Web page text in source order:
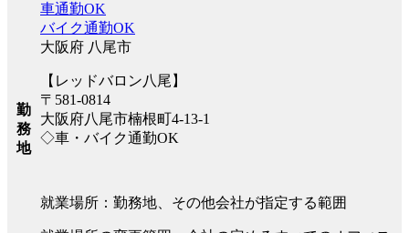
勤
務
地
車通勤OK
バイク通勤OK
大阪府 八尾市
【レッドバロン八尾】
〒581-0814
大阪府八尾市楠根町4-13-1
◇車・バイク通勤OK
就業場所：勤務地、その他会社が指定する範囲